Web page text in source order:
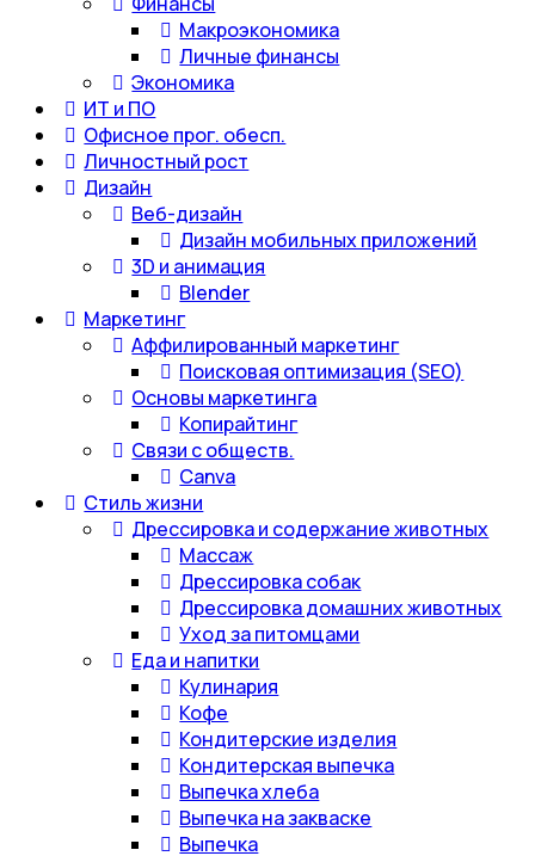
Макроэкономика
Личные финансы
Экономика
ИТ и ПО
Офисное прог. обесп.
Личностный рост
Дизайн
Веб-дизайн
Дизайн мобильных приложений
3D и анимация
Blender
Маркетинг
Аффилированный маркетинг
Поисковая оптимизация (SEO)
Основы маркетинга
Копирайтинг
Связи с обществ.
Canva
Стиль жизни
Дрессировка и содержание животных
Массаж
Дрессировка собак
Дрессировка домашних животных
Уход за питомцами
Еда и напитки
Кулинария
Кофе
Кондитерские изделия
Кондитерская выпечка
Выпечка хлеба
Выпечка на закваске
Выпечка